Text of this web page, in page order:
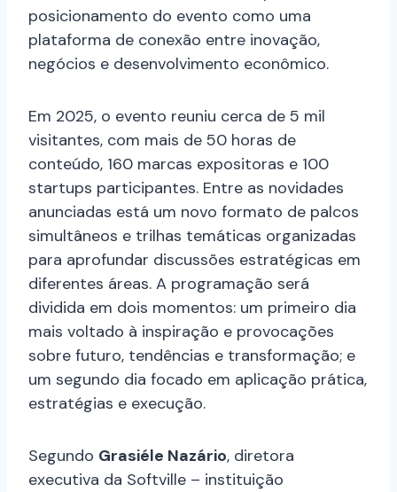
posicionamento do evento como uma
plataforma de conexão entre inovação,
negócios e desenvolvimento econômico.
Em 2025, o evento reuniu cerca de 5 mil
visitantes, com mais de 50 horas de
conteúdo, 160 marcas expositoras e 100
startups participantes. Entre as novidades
anunciadas está um novo formato de palcos
simultâneos e trilhas temáticas organizadas
para aprofundar discussões estratégicas em
diferentes áreas. A programação será
dividida em dois momentos: um primeiro dia
mais voltado à inspiração e provocações
sobre futuro, tendências e transformação; e
um segundo dia focado em aplicação prática,
estratégias e execução.
Segundo Grasiéle Nazário, diretora
executiva da Softville – instituição